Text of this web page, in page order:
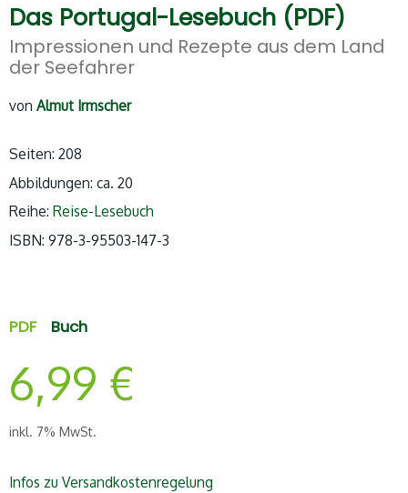
Das Portugal-Lesebuch (PDF)
Impressionen und Rezepte aus dem Land
der Seefahrer
von Almut Irmscher
Seiten: 208
Abbildungen: ca. 20
Reihe: Reise-Lesebuch
ISBN: 978-3-95503-147-3
PDF Buch
6,99 €
inkl. 7% MwSt.
Infos zu Versandkostenregelung